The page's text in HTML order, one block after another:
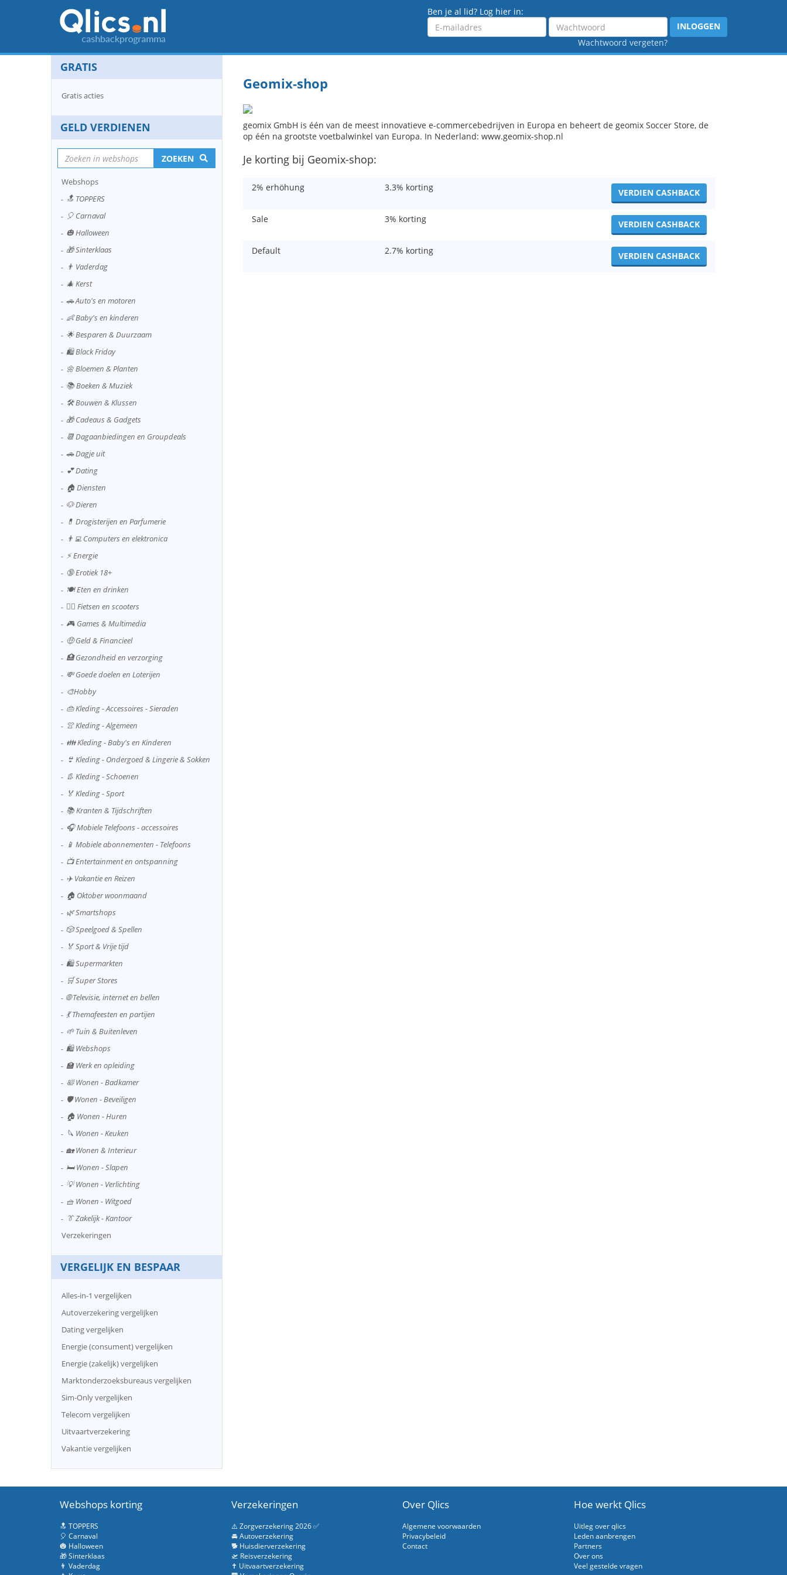
Ben je al lid? Log hier in:
Emailadres
Wachtwoord
Wachtwoord vergeten?
INLOGGEN
Geomix-shop
geomix GmbH is één van de meest innovatieve e-commercebedrijven in Europa en beheert de geomix Soccer Store, de
op één na grootste voetbalwinkel van Europa. In Nederland: www.geomix-shop.nl
Je korting bij Geomix-shop:
2% erhöhung 3.3% korting VERDIEN CASHBACK
Sale 3% korting VERDIEN CASHBACK
Default 2.7% korting VERDIEN CASHBACK
GRATIS
Gratis acties
GELD VERDIENEN
ZOEKEN
Webshops
🔝 TOPPERS
🎈 Carnaval
🎃 Halloween
🎁 Sinterklaas
👨 Vaderdag
🎄 Kerst
🚗 Auto's en motoren
👶 Baby's en kinderen
🌟 Besparen & Duurzaam
🛍️ Black Friday
🌼 Bloemen & Planten
📚 Boeken & Muziek
🛠️ Bouwen & Klussen
🎁 Cadeaus & Gadgets
📆 Dagaanbiedingen en Groupdeals
🚗 Dagje uit
💕 Dating
🏠 Diensten
🐶 Dieren
💊 Drogisterijen en Parfumerie
👨‍💻 Computers en elektronica
⚡ Energie
🔞 Erotiek 18+
🍽️ Eten en drinken
🚴‍♂️ Fietsen en scooters
🎮 Games & Multimedia
🤑 Geld & Financieel
🏥 Gezondheid en verzorging
💸 Goede doelen en Loterijen
🎨Hobby
👜 Kleding - Accessoires - Sieraden
👚 Kleding - Algemeen
👪 Kleding - Baby's en Kinderen
👙 Kleding - Ondergoed & Lingerie & Sokken
👢 Kleding - Schoenen
🏅 Kleding - Sport
📚 Kranten & Tijdschriften
🎧 Mobiele Telefoons - accessoires
📱 Mobiele abonnementen - Telefoons
📺 Entertainment en ontspanning
✈️ Vakantie en Reizen
🏠 Oktober woonmaand
🌿 Smartshops
🎲 Speelgoed & Spellen
🏅 Sport & Vrije tijd
🛍️ Supermarkten
🛒 Super Stores
🌐 Televisie, internet en bellen
💃 Themafeesten en partijen
🌱 Tuin & Buitenleven
🛍️ Webshops
🏫 Werk en opleiding
🛀 Wonen - Badkamer
🛡️ Wonen - Beveiligen
🏠 Wonen - Huren
🔪 Wonen - Keuken
🏡 Wonen & Interieur
🛏️ Wonen - Slapen
💡 Wonen - Verlichting
🧺 Wonen - Witgoed
👔 Zakelijk - Kantoor
Verzekeringen
VERGELIJK EN BESPAAR
Alles-in-1 vergelijken
Autoverzekering vergelijken
Dating vergelijken
Energie (consument) vergelijken
Energie (zakelijk) vergelijken
Marktonderzoeksbureaus vergelijken
Sim-Only vergelijken
Telecom vergelijken
Uitvaartverzekering
Vakantie vergelijken
Webshops korting
🔝 TOPPERS
🎈 Carnaval
🎃 Halloween
🎁 Sinterklaas
👨 Vaderdag
Verzekeringen
⚠️ Zorgverzekering 2026 ✅
🚘 Autoverzekering
🐕 Huisdierverzekering
🛫 Reisverzekering
✝️ Uitvaartverzekering
Over Qlics
Algemene voorwaarden
Privacybeleid
Contact
Hoe werkt Qlics
Uitleg over qlics
Leden aanbrengen
Partners
Over ons
Veel gestelde vragen